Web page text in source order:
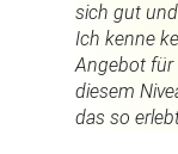
sich gut
Ich kenne
Angebot für
diesem
das so